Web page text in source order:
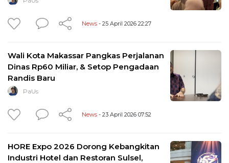
News - 25 April 2026 22:27
Wali Kota Makassar Pangkas Perjalanan
Dinas Rp60 Miliar, & Setop Pengadaan
Randis Baru
PaUs
News - 23 April 2026 07:52
HORE Expo 2026 Dorong Kebangkitan
Industri Hotel dan Restoran Sulsel,